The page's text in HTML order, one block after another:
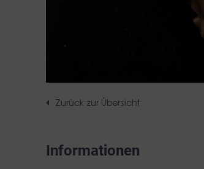
Zurück zur Übersicht
Informationen